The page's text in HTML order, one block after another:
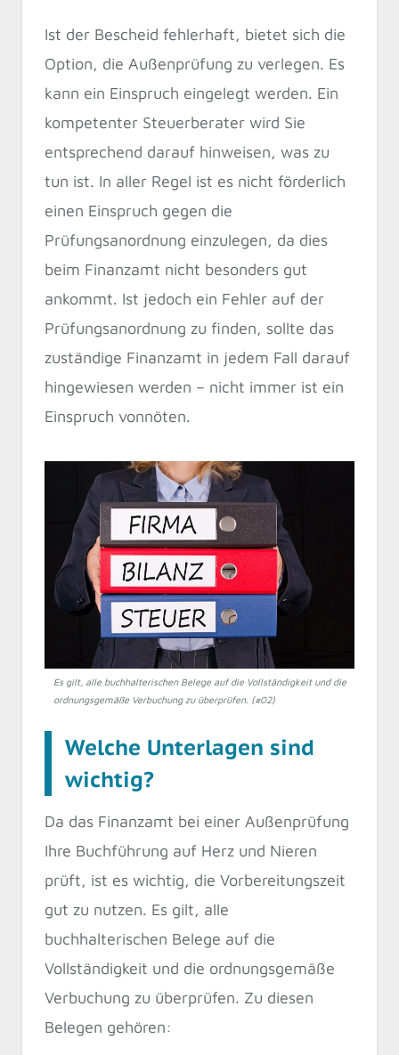
Ist der Bescheid fehlerhaft, bietet sich die
Option, die Außenprüfung zu verlegen. Es
kann ein Einspruch eingelegt werden. Ein
kompetenter Steuerberater wird Sie
entsprechend darauf hinweisen, was zu
tun ist. In aller Regel ist es nicht förderlich
einen Einspruch gegen die
Prüfungsanordnung einzulegen, da dies
beim Finanzamt nicht besonders gut
ankommt. Ist jedoch ein Fehler auf der
Prüfungsanordnung zu finden, sollte das
zuständige Finanzamt in jedem Fall darauf
hingewiesen werden – nicht immer ist ein
Einspruch vonnöten.
Es gilt, alle buchhalterischen Belege auf die Vollständigkeit und die
ordnungsgemäße Verbuchung zu überprüfen. (#02)
Welche Unterlagen sind
wichtig?
Da das Finanzamt bei einer Außenprüfung
Ihre Buchführung auf Herz und Nieren
prüft, ist es wichtig, die Vorbereitungszeit
gut zu nutzen. Es gilt, alle
buchhalterischen Belege auf die
Vollständigkeit und die ordnungsgemäße
Verbuchung zu überprüfen. Zu diesen
Belegen gehören: